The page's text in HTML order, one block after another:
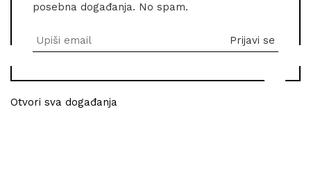
posebna događanja. No spam.
Otvori sva događanja